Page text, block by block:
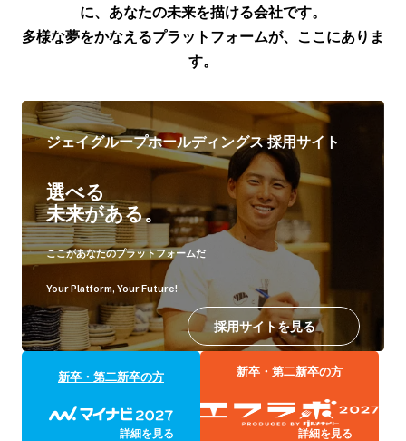
に、あなたの未来を描ける会社です。
多様な夢をかなえるプラットフォームが、ここにありま
す。
ジェイグループホールディングス 採用サイト
選べる
未来がある。
ここがあなたのプラットフォームだ
Your Platform, Your Future!
採用サイトを見る
新卒・第二新卒の方
詳細を見る
新卒・第二新卒の方
詳細を見る